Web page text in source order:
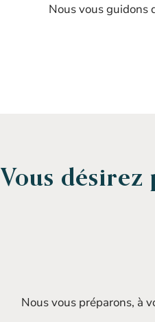
Nous vous guidons
Vous
Nous vous préparons, à